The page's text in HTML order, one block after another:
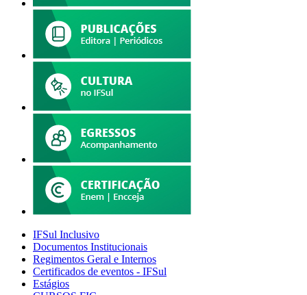
IFSul Inclusivo
Documentos Institucionais
Regimentos Geral e Internos
Certificados de eventos - IFSul
Estágios